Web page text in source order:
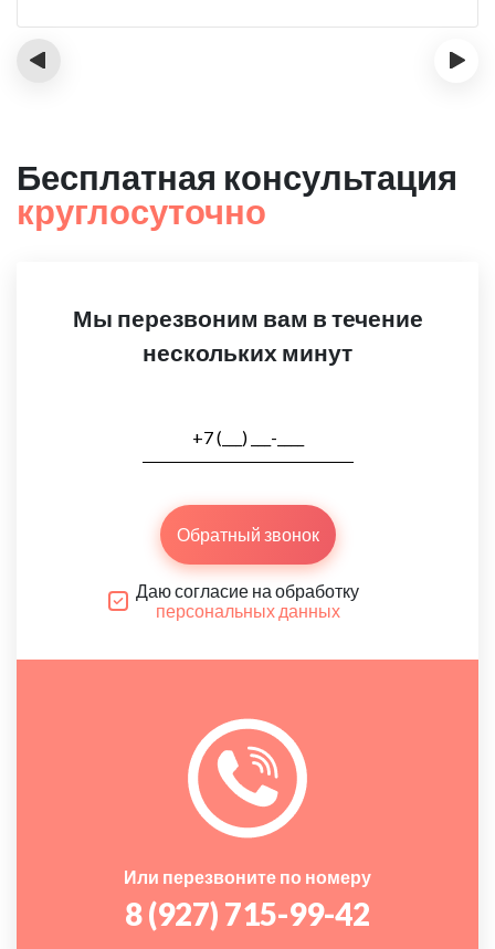
‹ ›
Бесплатная консультация
круглосуточно
Мы перезвоним вам в течение
нескольких минут
Обратный звонок
Даю согласие на обработку
персональных данных
Или перезвоните по номеру
8 (927) 715-99-42